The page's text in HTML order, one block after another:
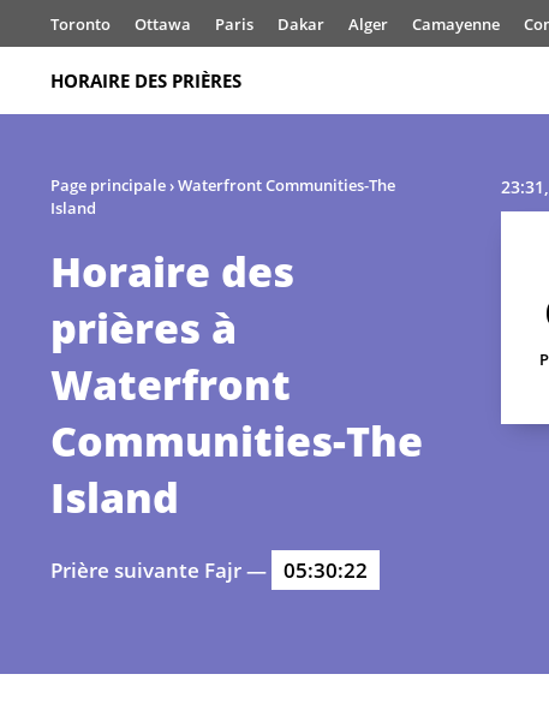
Toronto Ottawa Paris Dakar Alger Camayenne
HORAIRE DES PRIÈRES
Page principale›Waterfront Communities-The
Island
Horaire des
prières à
Waterfront
Communities-The
Island
Prière suivante Fajr — 05:30:22
23:31